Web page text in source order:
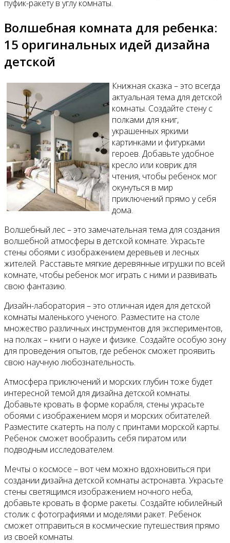
пуфик-ракету в углу комнаты.
Волшебная комната для ребенка:
15 оригинальных идей дизайна
детской
Книжная сказка – это всегда
актуальная тема для детской
комнаты. Создайте стену с
полками для книг,
украшенных яркими
картинками и фигурками
героев. Добавьте удобное
кресло или коврик для
чтения, чтобы ребенок мог
окунуться в мир
приключений прямо у себя
дома.
Волшебный лес – это замечательная тема для создания
волшебной атмосферы в детской комнате. Украсьте
стены обоями с изображением деревьев и лесных
жителей. Расставьте мягкие деревянные игрушки по всей
комнате, чтобы ребенок мог играть с ними и развивать
свою фантазию.
Дизайн-лаборатория – это отличная идея для детской
комнаты маленького ученого. Разместите на столе
множество различных инструментов для экспериментов,
на полках – книги о науке и физике. Создайте особую зону
для проведения опытов, где ребенок сможет проявить
свою научную любознательность.
Атмосфера приключений и морских глубин тоже будет
интересной темой для дизайна детской комнаты.
Добавьте кровать в форме корабля, стены украсьте
обоями с изображением моря и морских обитателей.
Разместите скатерть на полу с принтами морской карты.
Ребенок сможет вообразить себя пиратом или
подводным исследователем.
Мечты о космосе – вот чем можно вдохновиться при
создании дизайна детской комнаты астронавта. Украсьте
стены светящимся изображением ночного неба,
добавьте кровать в форме ракеты. Создайте юбилейный
столик с фотографиями и моделями ракет. Ребенок
сможет отправиться в космические путешествия прямо
из своей комнаты.